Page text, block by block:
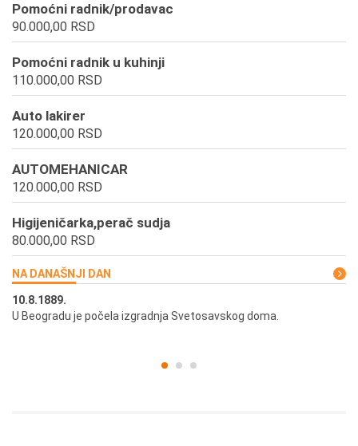
Pomoćni radnik/prodavac
90.000,00 RSD
Pomoćni radnik u kuhinji
110.000,00 RSD
Auto lakirer
120.000,00 RSD
AUTOMEHANICAR
120.000,00 RSD
Higijeničarka,perač sudja
80.000,00 RSD
NA DANAŠNJI DAN
10.8.1889.
U Beogradu je počela izgradnja Svetosavskog doma.